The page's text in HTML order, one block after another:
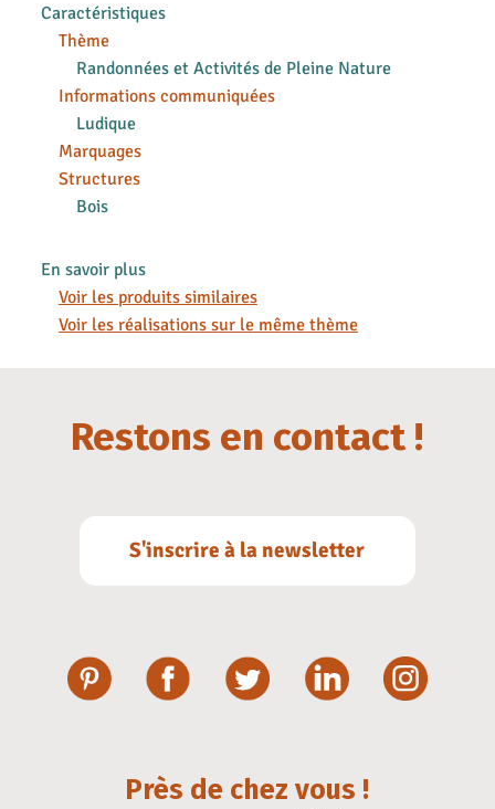
Caractéristiques
Thème
Randonnées et Activités de Pleine Nature
Informations communiquées
Ludique
Marquages
Structures
Bois
En savoir plus
Voir les produits similaires
Voir les réalisations sur le même thème
Restons en contact !
S'inscrire à la newsletter
Près de chez vous !